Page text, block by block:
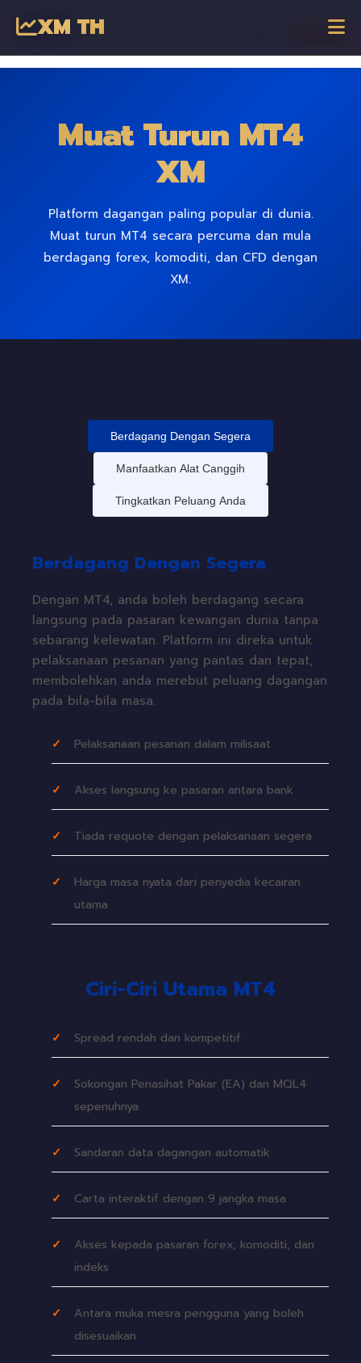
XM TH เริ่มเทรด
Muat Turun MT4
XM
Platform dagangan paling popular di dunia.
Muat turun MT4 secara percuma dan mula
berdagang forex, komoditi, dan CFD dengan
XM.
Berdagang Dengan Segera
Manfaatkan Alat Canggih
Tingkatkan Peluang Anda
Berdagang Dengan Segera
Dengan MT4, anda boleh berdagang secara
langsung pada pasaran kewangan dunia tanpa
sebarang kelewatan. Platform ini direka untuk
pelaksanaan pesanan yang pantas dan tepat,
membolehkan anda merebut peluang dagangan
pada bila-bila masa.
Pelaksanaan pesanan dalam milisaat
Akses langsung ke pasaran antara bank
Tiada requote dengan pelaksanaan segera
Harga masa nyata dari penyedia kecairan
utama
Ciri-Ciri Utama MT4
Spread rendah dan kompetitif
Sokongan Penasihat Pakar (EA) dan MQL4
sepenuhnya
Sandaran data dagangan automatik
Carta interaktif dengan 9 jangka masa
Akses kepada pasaran forex, komoditi, dan
indeks
Antara muka mesra pengguna yang boleh
disesuaikan